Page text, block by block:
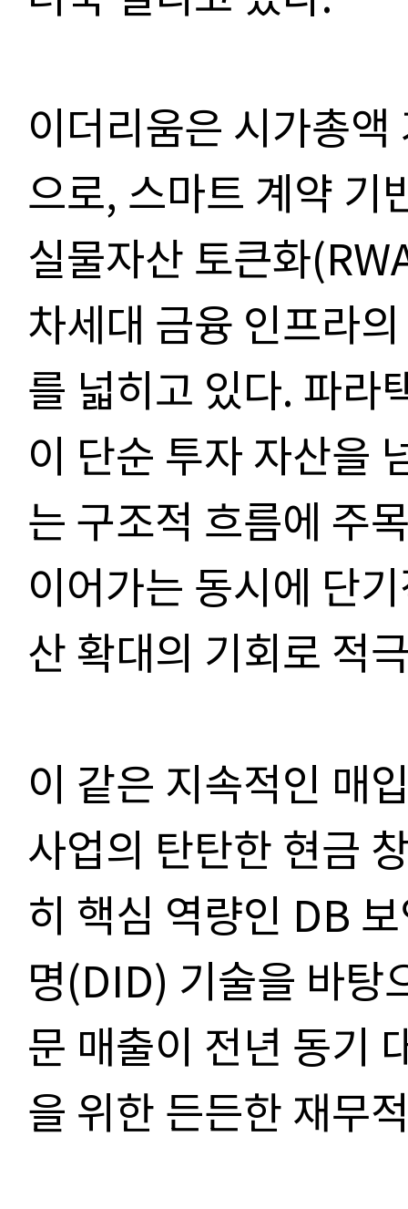
이더리움은 시가총
으로, 스마트 계약
실물자산 토큰화
차세대 금융 인프라
를 넓히고 있다. 파라
이 단순 투자 자산을
는 구조적 흐름에 주
이어가는 동시에 단
산 확대의 기회로 적
이 같은 지속적인 매
사업의 탄탄한 현금
히 핵심 역량인 DB
명(DID) 기술을 바탕
문 매출이 전년 동기
을 위한 든든한 재무